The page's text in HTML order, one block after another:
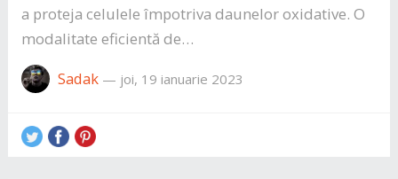
a proteja celulele împotriva daunelor oxidative. O
modalitate eficientă de…
Sadak— joi, 19 ianuarie 2023